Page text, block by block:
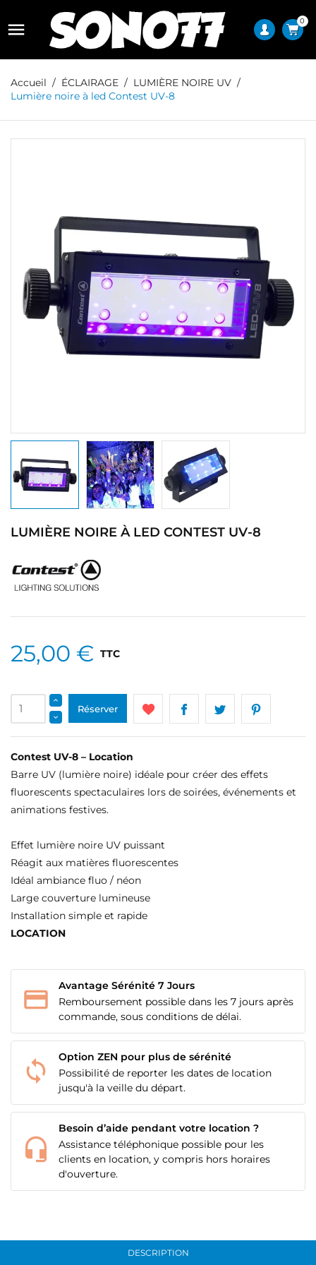
 0
Accueil ÉCLAIRAGE
LUMIÈRE NOIRE UV
Lumière noire à led Contest UV-8
LUMIÈRE NOIRE À LED CONTEST UV-8
25,00 € TTC
Réserver
Contest UV-8 – Location
Barre UV (lumière noire) idéale pour créer des effets
fluorescents spectaculaires lors de soirées, événements et
animations festives.
Effet lumière noire UV puissant
Réagit aux matières fluorescentes
Idéal ambiance fluo / néon
Large couverture lumineuse
Installation simple et rapide
LOCATION
Avantage Sérénité 7 Jours
Remboursement possible dans les 7 jours après
commande, sous conditions de délai.
Option ZEN pour plus de sérénité
Possibilité de reporter les dates de location
jusqu'à la veille du départ.
Besoin d’aide pendant votre location ?
Assistance téléphonique possible pour les
clients en location, y compris hors horaires
d'ouverture.
DESCRIPTION